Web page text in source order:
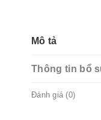
Mô tả
Thông tin bổ
Đánh giá (0)